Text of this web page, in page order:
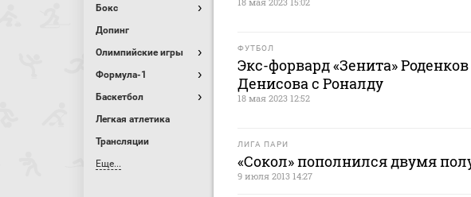
Бокс
Допинг
Олимпийские игры
Формула-1
Баскетбол
Легкая атлетика
Трансляции
Еще...
ФУТБОЛ
Экс-форвард «Зенита»
Денисова с Роналду
18 мая 2023 12:52
ЛИГА ПАРИ
«Сокол» пополнился двумя
9 июля 2013 14:27